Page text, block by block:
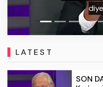
gibi cevap:
LATEST
SON